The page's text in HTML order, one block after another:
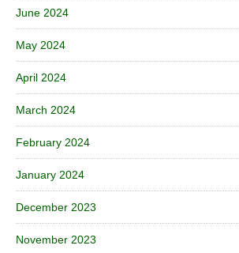
June 2024
May 2024
April 2024
March 2024
February 2024
January 2024
December 2023
November 2023